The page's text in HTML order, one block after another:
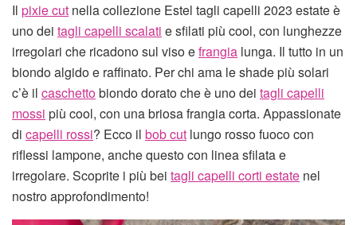
Il pixie cut nella collezione Estel tagli capelli 2023 estate è
uno dei tagli capelli scalati e sfilati più cool, con lunghezze
irregolari che ricadono sul viso efrangia lunga. Il tutto in un
biondo algido e raffinato. Per chi ama le shade più solari
c’è il caschettobiondo dorato che è uno dei tagli capelli
mossi più cool, con una briosa frangia corta. Appassionate
di capelli rossi? Ecco il bob cut lungo rosso fuoco con
riflessi lampone, anche questo con linea sfilata e
irregolare. Scoprite i più bei tagli capelli corti estate nel
nostro approfondimento!